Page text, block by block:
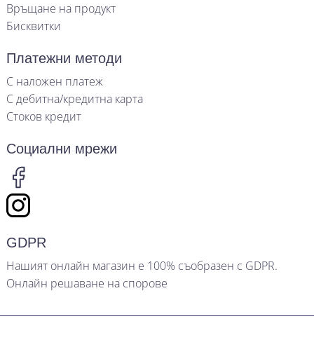
Връщане на продукт
Бисквитки
Платежни методи
С наложен платеж
С дебитна/кредитна карта
Стоков кредит
Социални мрежи
GDPR
Нашият онлайн магазин е 100% съобразен с GDPR.
Онлайн решаване на спорове